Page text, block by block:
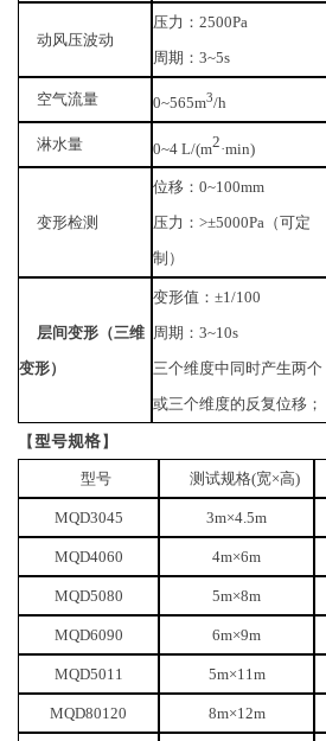
动风压波动
压力：2500Pa
周期：3~5s
空气流量 0~565m3/h
淋水量 0~4 L/(m2·min)
变形检测
位移：0~100mm
压力：>±5000Pa （可定
制）
层间变形（三维
变形）
变形值：±1/100
周期：3~10s
三个维度中同时产生两个
或三个维度的反复位移；
【型号规格】
型号 测试规格(宽×高)
MQD3045 3m×4.5m
MQD4060 4m×6m
MQD5080 5m×8m
MQD6090 6m×9m
MQD5011 5m×11m
MQD80120 8m×12m